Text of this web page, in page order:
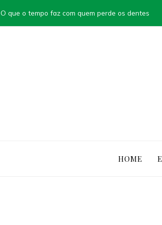
O que o tempo faz com quem perde os dentes
HOME